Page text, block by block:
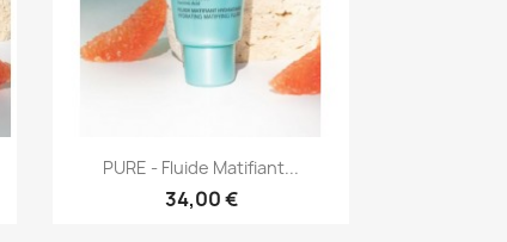
 Aperçu rapide
PURE - Fluide Matifiant...
34,00 €